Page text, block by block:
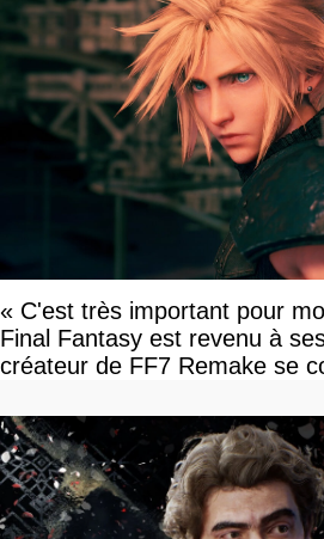
« C'est très important pour
Final Fantasy est revenu à
créateur de FF7 Remake se